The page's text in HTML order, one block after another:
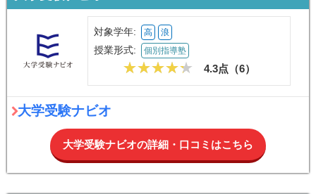
対象学年: 高 浪
授業形式: 個別指導塾
4.3点（6）
大学受験ナビオ
大学受験ナビオの詳細・口コミはこちら